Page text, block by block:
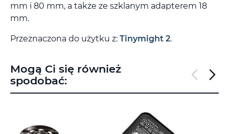
mm i 80 mm, a także ze szklanym adapterem 18
mm.
Przeznaczona do użytku z: Tinymight 2.
Mogą Ci się również
spodobać: